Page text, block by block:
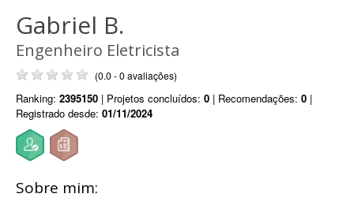
Gabriel B.
Engenheiro Eletricista
(0.0 - 0 avaliações)
Ranking: 2395150 | Projetos concluídos: 0 | Recomendações: 0 |
Registrado desde: 01/11/2024
Sobre mim: